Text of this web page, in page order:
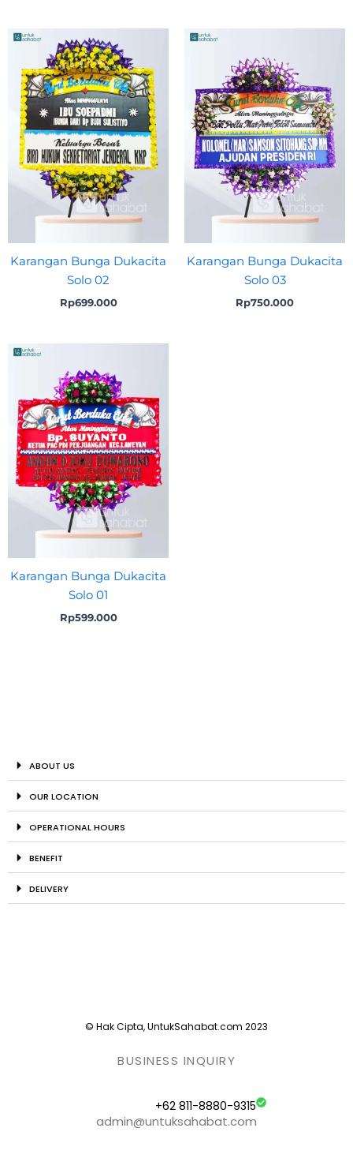
Karangan Bunga Dukacita
Solo 02
Rp699.000
Karangan Bunga Dukacita
Solo 03
Rp750.000
Karangan Bunga Dukacita
Solo 01
Rp599.000
ABOUT US
OUR LOCATION
OPERATIONAL HOURS
BENEFIT
DELIVERY
© Hak Cipta, UntukSahabat.com 2023
BUSINESS INQUIRY
+62 811-8880-9315
admin@untuksahabat.com